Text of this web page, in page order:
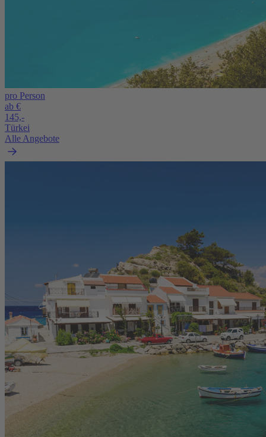
pro Person
ab €
145,-
Türkei
Alle Angebote